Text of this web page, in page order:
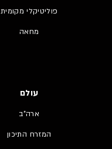
פוליטיקלי מקומית
מחאה
עולם
ארה"ב
המזרח התיכון